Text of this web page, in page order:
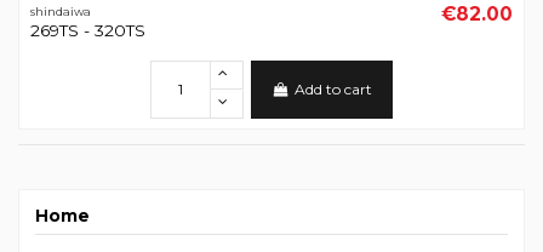
shindaiwa
269TS - 320TS
€82.00
Add to cart
Home